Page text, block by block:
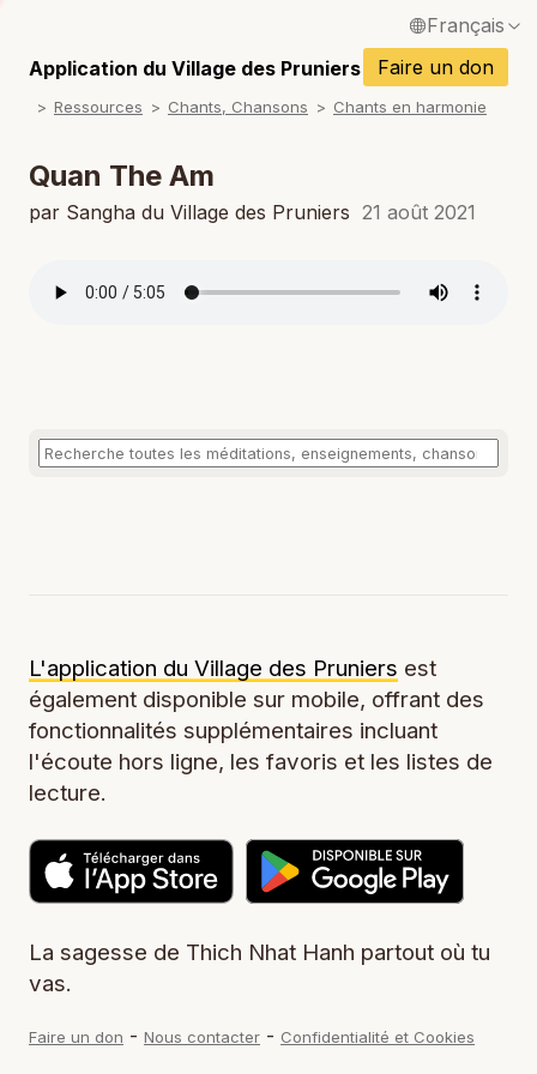
Français
English / Anglais
Español / Espagnol
Italiano / Italien
Tiếng Việt / Vietnamien
Application du Village des Pruniers Faire un don
Ressources Chants, Chansons Chants en harmonie
Quan The Am
par Sangha du Village des Pruniers 21 août 2021
L'application du Village des Pruniers est
également disponible sur mobile, offrant des
fonctionnalités supplémentaires incluant
l'écoute hors ligne, les favoris et les listes de
lecture.
La sagesse de Thich Nhat Hanh partout où tu
vas.
Faire un don - Nous contacter - Confidentialité et Cookies